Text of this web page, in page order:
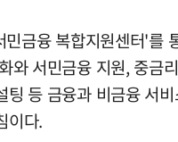
금융 복합지원센터'를
와 서민금융 지원, 중금
팅 등 금융과 비금융 서
이다.